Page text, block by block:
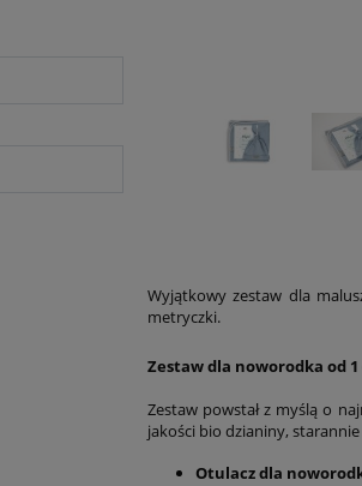
Wyjątkowy zestaw dla
metryczki.
Zestaw dla noworodka od 1
Zestaw powstał z myślą o
jakości bio dzianiny,
Otulacz dla